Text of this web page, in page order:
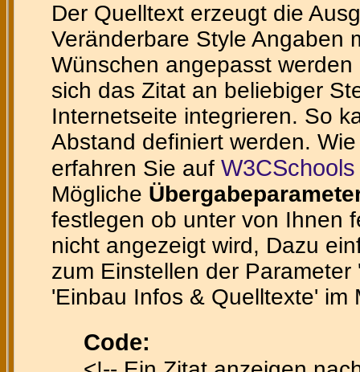
Der Quelltext erzeugt die
Veränderbare Style Angaben
Wünschen angepasst
sich das Zitat an beliebiger
Internetseite integrieren. So
Abstand definiert werden.
erfahren Sie auf
Mögliche
festlegen ob unter von Ihnen
nicht angezeigt wird, Dazu
zum Einstellen der
'Einbau Infos & Quelltexte' im
Code: